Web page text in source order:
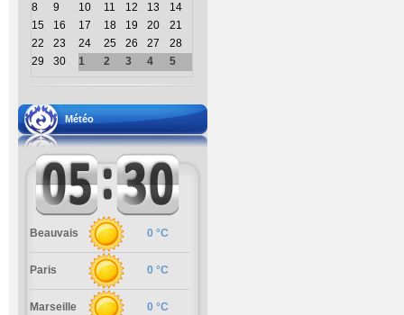
8
9 10 11 12 13
14
15
16 17 18 19 20
21
22
23 24 25 26 27
28
29
30 1 2 3 4 5
Météo
Beauvais 0 °C
Paris 0 °C
Marseille 0 °C